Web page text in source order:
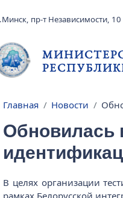
пр-т Независимости, 10
Строка
Главная Новости
Обновилась
В целях организации
рамках Белорусской